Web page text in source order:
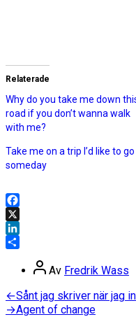
Relaterade
Why do you take me down
road if you don’t wanna walk
with me?
Take me on a trip I’d like to go
someday
Facebook
X
LinkedIn
Inläggsförfattare
Av Fredrik Wass
Inläggsnavigering
←Föregående
inlägg:
Sånt jag skriver när jag
→Nästa
Agent of change